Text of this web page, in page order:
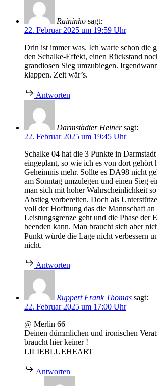
Raininho sagt:
22. Februar 2025 um 19:59 Uhr
Drin ist immer was. Ich warte schon die
den Schalke-Effekt, einen Rückstand
grandiosen Sieg umzubiegen.
klappen. Zeit wär’s.
Antworten
Darmstädter Heiner sagt:
22. Februar 2025 um 19:45 Uhr
Schalke 04 hat die 3 Punkte in
eingeplant, so wie ich es von dort gehört
Geheimnis mehr. Sollte es DA98 nicht
am Sonntag umzulegen und einen Sieg
man sich mit hoher Wahrscheinlichkeit
Abstieg vorbereiten. Doch als
voll der Hoffnung das die Mannschaft an
Leistungsgrenze geht und die Phase der
beenden kann. Man braucht sich aber
Punkt würde die Lage nicht verbessern
nicht.
Antworten
Ruppert Frank Thomas sagt:
22. Februar 2025 um 17:00 Uhr
@ Merlin 66
Deinen dümmlichen und ironischen
braucht hier keiner !
LILIEBLUEHEART
Antworten